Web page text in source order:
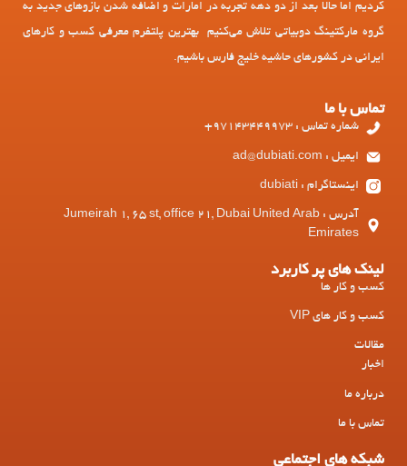
کردیم اما حالا بعد از دو دهه تجربه در امارات و اضافه شدن بازوهای جدید به
گروه مارکتینگ دوبیاتی تلاش می‌کنیم بهترین پلتفرم معرفی کسب و کارهای
ایرانی در کشورهای حاشیه خلیج فارس باشیم.
تماس با ما
شماره تماس : 97143449973+
ایمیل : ad@dubiati.com
اینستاگرام : dubiati
آدرس : Jumeirah 1, 65 st, office 21, Dubai United Arab
Emirates
لینک های پر کاربرد
کسب و کار ها
کسب و کار های VIP
مقالات
اخبار
درباره ما
تماس با ما
شبکه های اجتماعی